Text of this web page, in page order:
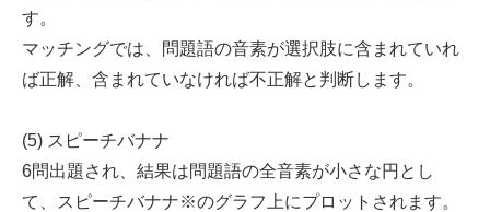
す。
マッチングでは、問題語の音素が選択肢に含まれていれ
ば正解、含まれていなければ不正解と判断します。
(5) スピーチバナナ
6問出題され、結果は問題語の全音素が小さな円とし
て、スピーチバナナ※のグラフ上にプロットされます。